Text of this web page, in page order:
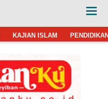
KAJIAN ISLAM